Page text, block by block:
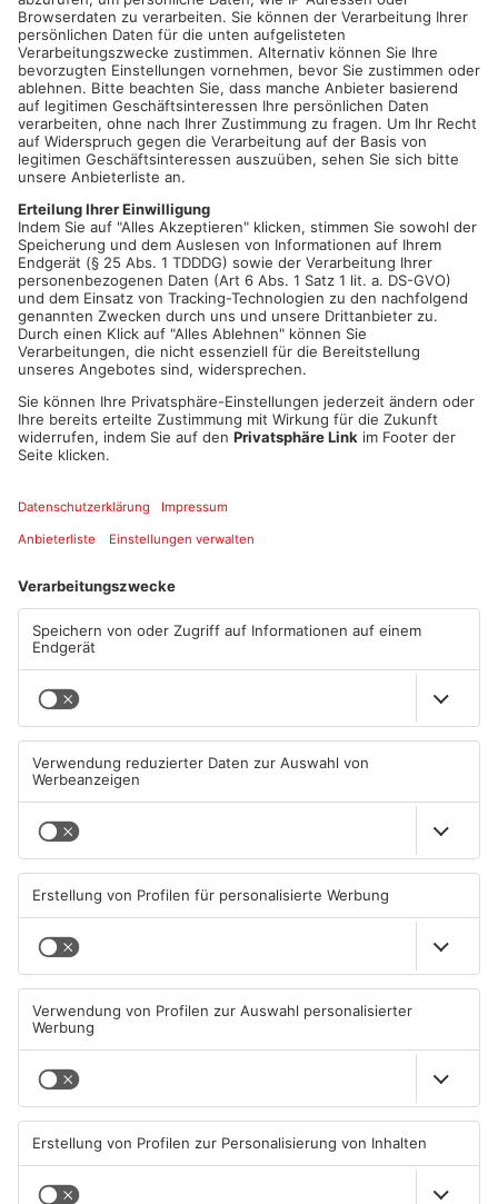
HANAU.Hanau zieht heute eine erste Bilanz nach dem Start in
die Kreisfreiheit. Nach etwas mehr als einer Woche ohne
Main-Kinzig-Kreis stehen die ersten Erfahrungen im Sozialamt
und im Jobcenter im Fokus. Seit Jahresbeginn ist Hanau
kreisfrei. Die Stadt ist jetzt selbst zuständig für
Sozialleistungen, Jobcenter, Wohngeld und Jugendhilfe. Was
früher der Main-Kinzig-Kreis geregelt hat, liegt jetzt in Hanaus
eigener Hand. Der Schritt war jahrelang vorbereitet und
politisch umstritten, soll aber vor allem eines bringen: kürzere
Ort. Nach der ersten Woche will die Stadt heute zeigen, wie der
Start gelaufen ist und wo noch nachjustiert werden muss.
Artikel teilen
Mehr aus Hanau
24-Jähriger flüchtet in
Hanau vor Polizeikontrolle
und verunfallt
08.08.2026, 10:22 UHR IN HANAU
Wo ist Ricardo Zaragoza
07.08.2026, 14:43 UHR IN HANAU
Ladendieb sticht auf
Verkäufer in Hanau ein
Tatverdächtiger nach Tod
einer 37-Jährigen in Hanau